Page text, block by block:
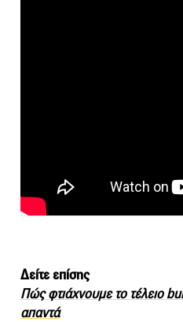
Δείτε επίσης
Πώς φτιάχνουμε το τέλειο
απαντά